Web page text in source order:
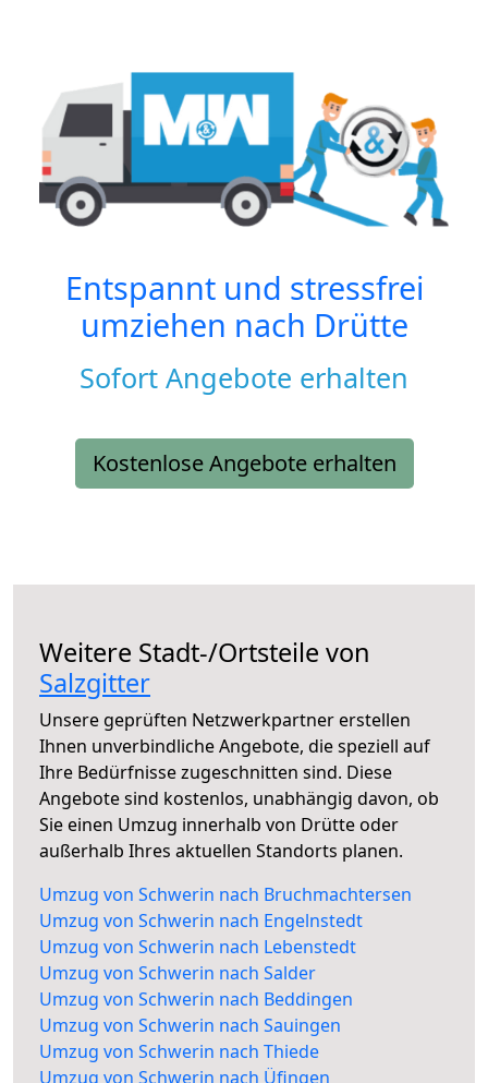
Entspannt und stressfrei
umziehen nach Drütte
Sofort Angebote erhalten
Kostenlose Angebote erhalten
Weitere Stadt-/Ortsteile von
Salzgitter
Unsere geprüften Netzwerkpartner erstellen
Ihnen unverbindliche Angebote, die speziell auf
Ihre Bedürfnisse zugeschnitten sind. Diese
Angebote sind kostenlos, unabhängig davon, ob
Sie einen Umzug innerhalb von Drütte oder
außerhalb Ihres aktuellen Standorts planen.
Umzug von Schwerin nach Bruchmachtersen
Umzug von Schwerin nach Engelnstedt
Umzug von Schwerin nach Lebenstedt
Umzug von Schwerin nach Salder
Umzug von Schwerin nach Beddingen
Umzug von Schwerin nach Sauingen
Umzug von Schwerin nach Thiede
Umzug von Schwerin nach Üfingen